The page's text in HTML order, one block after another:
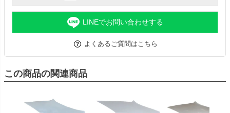
LINEでお問い合わせする
よくあるご質問はこちら
この商品の関連商品